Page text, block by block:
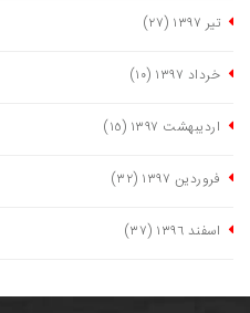
تیر ١٣٩٧ (٢٧)
خرداد ١٣٩٧ (١٠)
اردیبهشت ١٣٩٧ (١٥)
فروردین ١٣٩٧ (٣٢)
اسفند ١٣٩٦ (٣٧)